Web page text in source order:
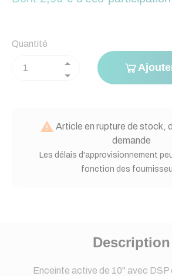
Quantité
 Article en rupture de stock,
demande
Les délais d'approvisionnement
fonction des
Description
Enceinte active de 10" avec